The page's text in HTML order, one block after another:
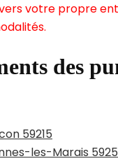
votre propre
des
59215
les-Marais